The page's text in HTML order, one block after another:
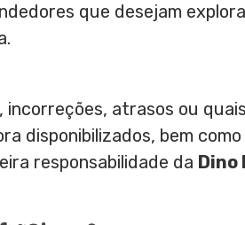
que desejam
incorreções, atrasos ou
disponibilizados, bem
responsabilidade da Dino